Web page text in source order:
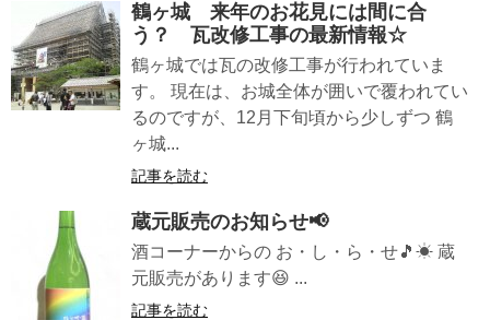
鶴ヶ城 来年のお花見には間に合
う？ 瓦改修工事の最新情報☆
鶴ヶ城では瓦の改修工事が行われていま
す。 現在は、お城全体が囲いで覆われてい
るのですが、12月下旬頃から少しずつ 鶴
ヶ城...
記事を読む
蔵元販売のお知らせ📢
酒コーナーからの お・し・ら・せ🎵☀ 蔵
元販売があります😆 ...
記事を読む